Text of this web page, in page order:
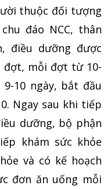
thuộc đối tượng
đáo NCC, thân
điều dưỡng được
đợt, mỗi đợt từ 10-
10 ngày, bắt đầu
Ngay sau khi tiếp
dưỡng, bộ phận
khám sức khỏe
và có kế hoạch
đơn ăn uống mỗi